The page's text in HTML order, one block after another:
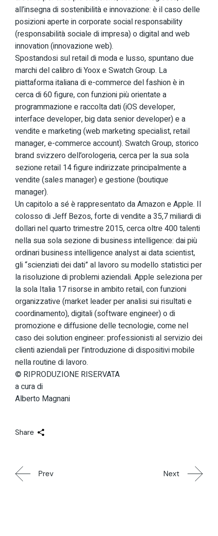
all’insegna di sostenibilità e innovazione: è il caso delle
posizioni aperte in corporate social responsability
(responsabilità sociale di impresa) o digital and web
innovation (innovazione web).
Spostandosi sul retail di moda e lusso, spuntano due
marchi del calibro di Yoox e Swatch Group. La
piattaforma italiana di e-commerce del fashion è in
cerca di 60 figure, con funzioni più orientate a
programmazione e raccolta dati (iOS developer,
interface developer, big data senior developer) e a
vendite e marketing (web marketing specialist, retail
manager, e-commerce account). Swatch Group, storico
brand svizzero dell’orologeria, cerca per la sua sola
sezione retail 14 figure indirizzate principalmente a
vendite (sales manager) e gestione (boutique
manager).
Un capitolo a sé è rappresentato da Amazon e Apple. Il
colosso di Jeff Bezos, forte di vendite a 35,7 miliardi di
dollari nel quarto trimestre 2015, cerca oltre 400 talenti
nella sua sola sezione di business intelligence: dai più
ordinari business intelligence analyst ai data scientist,
gli “scienziati dei dati” al lavoro su modello statistici per
la risoluzione di problemi aziendali. Apple seleziona per
la sola Italia 17 risorse in ambito retail, con funzioni
organizzative (market leader per analisi sui risultati e
coordinamento), digitali (software engineer) o di
promozione e diffusione delle tecnologie, come nel
caso dei solution engineer: professionisti al servizio dei
clienti aziendali per l’introduzione di dispositivi mobile
nella routine di lavoro.
© RIPRODUZIONE RISERVATA
a cura di
Alberto Magnani
Share
Prev Next